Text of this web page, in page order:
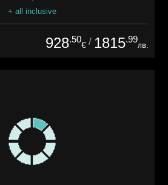
+ all inclusive
928.50
€ / 1815.99
лв.